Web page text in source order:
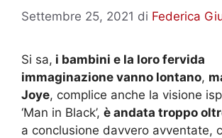
Settembre 25, 2021 di Federica
Si sa, i bambini e la loro fervida
immaginazione vanno lontano,
Joye, complice anche la visione
‘Man in Black’, è andata troppo
a conclusione davvero avventate,